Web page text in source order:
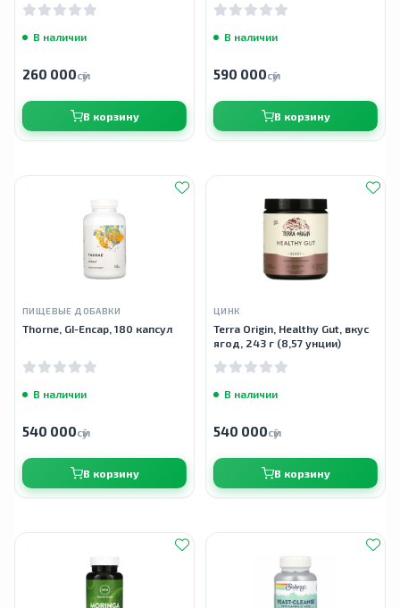
В наличии
260 000сӯм
В корзину
В наличии
590 000сӯм
В корзину
ПИЩЕВЫЕ ДОБАВКИ
Thorne, GI-Encap, 180 капсул
В наличии
540 000сӯм
В корзину
ЦИНК
Terra Origin, Healthy Gut, вкус
ягод, 243 г (8,57 унции)
В наличии
540 000сӯм
В корзину